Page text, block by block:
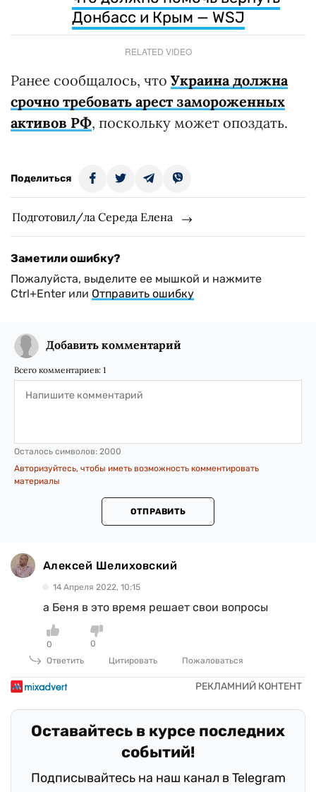
Донбасс и Крым — WSJ
RELATED VIDEO
Ранее сообщалось, что Украина должна
срочно требовать арест замороженных
активов РФ, поскольку может опоздать.
Поделиться
Подготовил/ла Середа Елена
Заметили ошибку?
Пожалуйста, выделите ее мышкой и нажмите
Ctrl+Enter или Отправить ошибку
Добавить комментарий
Всего комментариев: 1
Осталось символов: 2000
Авторизуйтесь, чтобы иметь возможность комментировать
материалы
ОТПРАВИТЬ
Алексей Шелиховский
14 Апреля 2022, 10:15
а Беня в это время решает свои вопросы
0
0
Ответить
Цитировать Пожаловаться
Оставайтесь в курсе последних
событий!
Подписывайтесь на наш канал в Telegram